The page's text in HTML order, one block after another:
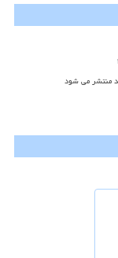
منتشر می شود